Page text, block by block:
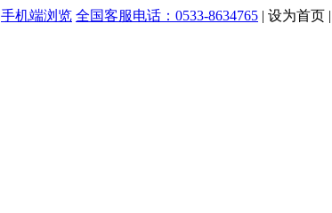
手机端浏览 全国客服电话：0533-8634765 | 设为首页 |